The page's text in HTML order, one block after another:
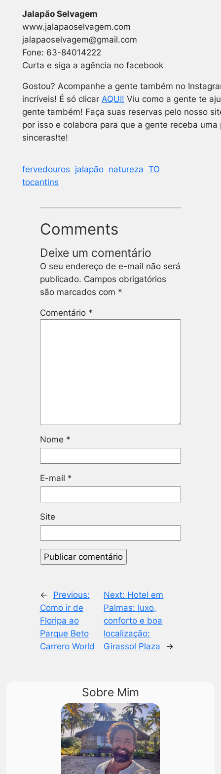
Jalapão Selvagem
www.jalapaoselvagem.com
jalapaoselvagem@gmail.com
Fone: 63-84014222
Curta e siga a agência no facebook
Gostou? Acompanhe a gente também no
incríveis! É só clicar AQUI! Viu como a gente te
gente também! Faça suas reservas pelo nosso
por isso e colabora para que a gente receba
sinceras!te!
fervedouros jalapão natureza TO
tocantins
Comments
Deixe um comentário
O seu endereço de e-mail não será
publicado. Campos obrigatórios
são marcados com *
Comentário *
Nome *
E-mail *
Site
←
Previous:
Como ir de
Floripa ao
Parque Beto
Carrero World
Next: Hotel em
Palmas: luxo,
conforto e boa
localização:
Girassol Plaza
→
Sobre Mim